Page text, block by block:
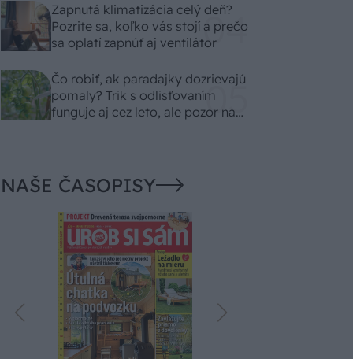
Zapnutá klimatizácia celý deň?
Pozrite sa, koľko vás stojí a prečo
sa oplatí zapnúť aj ventilátor
Čo robiť, ak paradajky dozrievajú
pomaly? Trik s odlisťovaním
funguje aj cez leto, ale pozor na
NAŠE ČASOPISY